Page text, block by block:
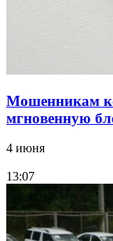
Мошенникам
мгновенную
4 июня
13:07